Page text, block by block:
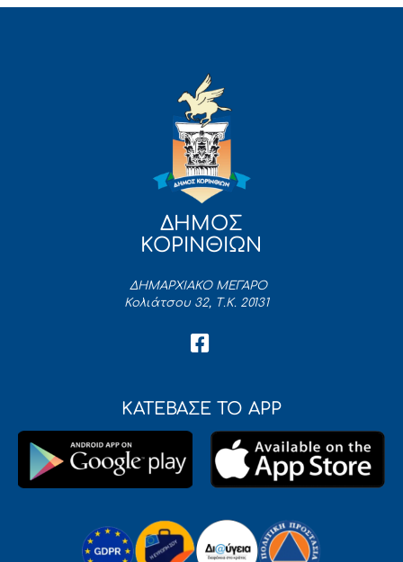
ΔΗΜΟΣ
ΚΟΡΙΝΘΙΩΝ
ΔΗΜΑΡΧΙΑΚΟ ΜΕΓΑΡΟ
Κολιάτσου 32, Τ.Κ. 20131
ΚΑΤΕΒΑΣΕ ΤΟ APP